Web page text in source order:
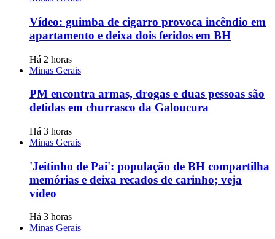
Vídeo: guimba de cigarro provoca incêndio em
apartamento e deixa dois feridos em BH
Há 2 horas
Minas Gerais
PM encontra armas, drogas e duas pessoas são
detidas em churrasco da Galoucura
Há 3 horas
Minas Gerais
'Jeitinho de Pai': população de BH compartilha
memórias e deixa recados de carinho; veja
vídeo
Há 3 horas
Minas Gerais